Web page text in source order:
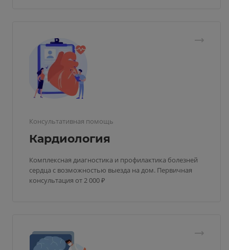
Консультативная помощь
Кардиология
Комплексная диагностика и профилактика болезней
сердца с возможностью выезда на дом. Первичная
консультация от 2 000 ₽